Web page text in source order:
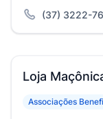
(37) 3222-
Loja
Associações